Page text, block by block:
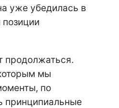
уже убедилась в
продолжаться.
мы
по
принципиальные